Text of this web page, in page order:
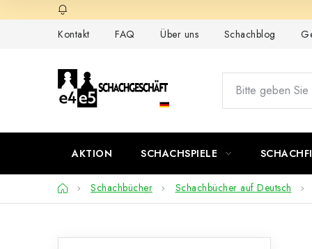
Inhalt
Kontakt
FAQ Über uns Schachblog
AKTION SCHACHSPIELE
StartseiteSchachbücher Schachbücher auf Deutsch